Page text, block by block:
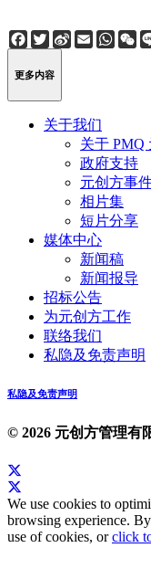
Facebook
Twitter
Sina
Weibo
Email
更多内容
关于我们
关于 PMQ
政府支持
元创方事
相片集
短片分享
媒体中心
新闻稿
新闻报导
招标公告
为元创方工作
联络我们
私隐及免责声明
私隐及免责声明
© 2026 元创方管理有
We use cookies to
browsing experience.
use of cookies, orclick